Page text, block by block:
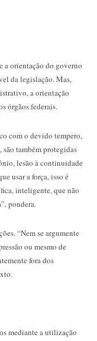
a orientação do governo
da legislação. Mas,
a orientação
órgãos federais.
com o devido tempero,
também protegidas
lesão à continuidade
usar a força, isso é
inteligente, que não
pondera.
“Nem se argumente
ou mesmo de
fora dos
mediante a utilização